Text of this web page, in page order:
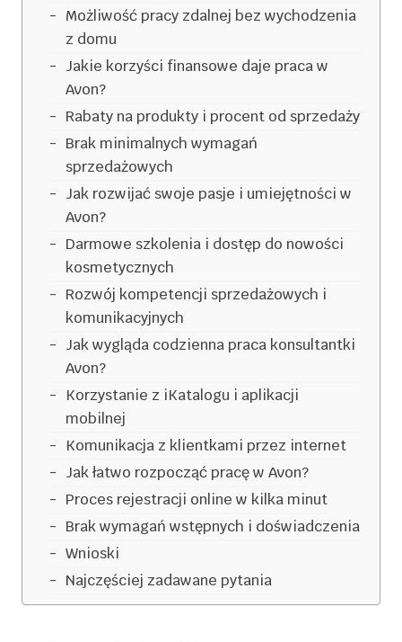
Możliwość pracy zdalnej bez wychodzenia
z domu
Jakie korzyści finansowe daje praca w
Avon?
Rabaty na produkty i procent od sprzedaży
Brak minimalnych wymagań
sprzedażowych
Jak rozwijać swoje pasje i umiejętności w
Avon?
Darmowe szkolenia i dostęp do nowości
kosmetycznych
Rozwój kompetencji sprzedażowych i
komunikacyjnych
Jak wygląda codzienna praca konsultantki
Avon?
Korzystanie z iKatalogu i aplikacji
mobilnej
Komunikacja z klientkami przez internet
Jak łatwo rozpocząć pracę w Avon?
Proces rejestracji online w kilka minut
Brak wymagań wstępnych i doświadczenia
Wnioski
Najczęściej zadawane pytania